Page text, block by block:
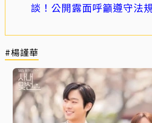
談！公開露面呼籲遵守法
#楊謹華